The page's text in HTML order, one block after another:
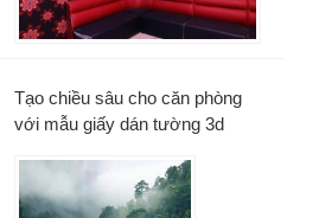
Tạo chiều sâu cho căn phòng
với mẫu giấy dán tường 3d